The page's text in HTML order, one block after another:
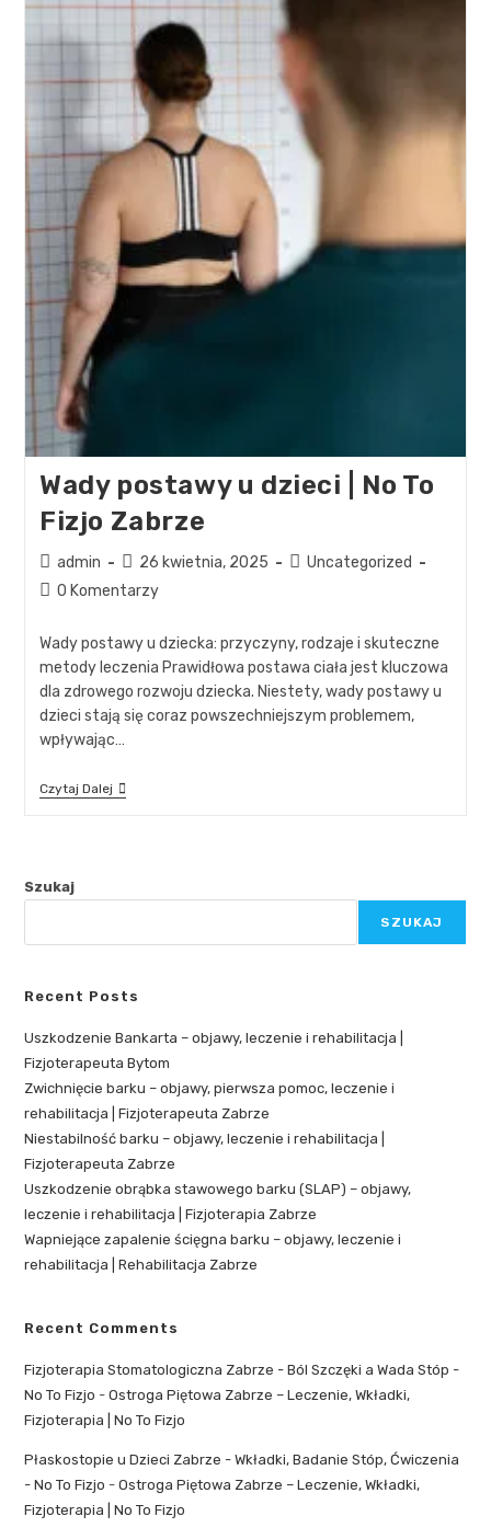
Wady postawy u dzieci | No To
Fizjo Zabrze
admin 26 kwietnia, 2025
Uncategorized
0 Komentarzy
Wady postawy u dziecka: przyczyny, rodzaje i skuteczne
metody leczenia Prawidłowa postawa ciała jest kluczowa
dla zdrowego rozwoju dziecka. Niestety, wady postawy u
dzieci stają się coraz powszechniejszym problemem,
wpływając…
Czytaj Dalej
Szukaj
SZUKAJ
Recent Posts
Uszkodzenie Bankarta – objawy, leczenie i rehabilitacja |
Fizjoterapeuta Bytom
Zwichnięcie barku – objawy, pierwsza pomoc, leczenie i
rehabilitacja | Fizjoterapeuta Zabrze
Niestabilność barku – objawy, leczenie i rehabilitacja |
Fizjoterapeuta Zabrze
Uszkodzenie obrąbka stawowego barku (SLAP) – objawy,
leczenie i rehabilitacja | Fizjoterapia Zabrze
Wapniejące zapalenie ścięgna barku – objawy, leczenie i
rehabilitacja | Rehabilitacja Zabrze
Recent Comments
Fizjoterapia Stomatologiczna Zabrze - Ból Szczęki a Wada Stóp -
No To Fizjo -Ostroga Piętowa Zabrze – Leczenie, Wkładki,
Fizjoterapia | No To Fizjo
Płaskostopie u Dzieci Zabrze - Wkładki, Badanie Stóp, Ćwiczenia
- No To Fizjo -Ostroga Piętowa Zabrze – Leczenie, Wkładki,
Fizjoterapia | No To Fizjo